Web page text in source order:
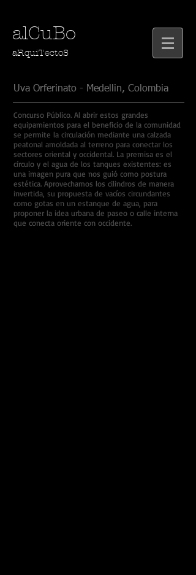
alCuBo
aRquiTectoS
Uva Orferinato - Medellin, Colombia
Concurso Público. Al abrir estos grandes
equipamientos para el beneficio de la comunidad
se permite la circulación mediante una calzada
peatonal amoldada al terreno para conectar los
sectores oriental y occidental. La premisa es el
círculo y el agua de los tanques existentes: es
una imagen pura que nos guió como postura
estética. Aprovechamos los cilindros de manera
invertida, su propuesta de vacíos circundantes
como gotas en un estanque de agua, para
proponer la idea urbana de paseo o calle interna
que conecta oriente con occidente.